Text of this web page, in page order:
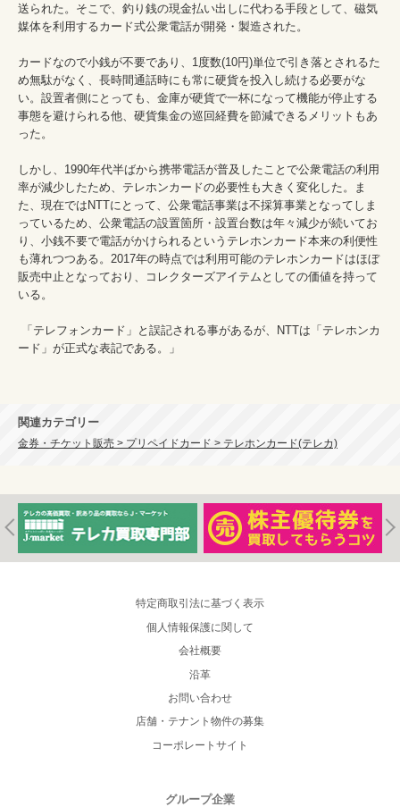
送られた。そこで、釣り銭の現金払い出しに代わる手段として、磁気
媒体を利用するカード式公衆電話が開発・製造された。
カードなので小銭が不要であり、1度数(10円)単位で引き落とされるた
め無駄がなく、長時間通話時にも常に硬貨を投入し続ける必要がな
い。設置者側にとっても、金庫が硬貨で一杯になって機能が停止する
事態を避けられる他、硬貨集金の巡回経費を節減できるメリットもあ
った。
しかし、1990年代半ばから携帯電話が普及したことで公衆電話の利用
率が減少したため、テレホンカードの必要性も大きく変化した。ま
た、現在ではNTTにとって、公衆電話事業は不採算事業となってしま
っているため、公衆電話の設置箇所・設置台数は年々減少が続いてお
り、小銭不要で電話がかけられるというテレホンカード本来の利便性
も薄れつつある。2017年の時点では利用可能のテレホンカードはほぼ
販売中止となっており、コレクターズアイテムとしての価値を持って
いる。
ード」が正式な表記である。」
関連カテゴリー
金券・チケット販売 > プリペイドカード > テレホンカード(テレカ)
特定商取引法に基づく表示
個人情報保護に関して
会社概要
沿革
お問い合わせ
店舗・テナント物件の募集
コーポレートサイト
グループ企業